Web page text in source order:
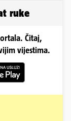
ruke
Čitaj,
vijestima.